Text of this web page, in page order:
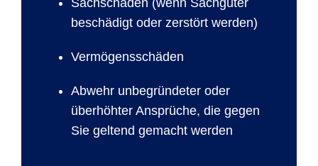
Sachschäden (wenn Sachgüter
beschädigt oder zerstört werden)
Vermögensschäden
Abwehr unbegründeter oder
überhöhter Ansprüche, die gegen
Sie geltend gemacht werden